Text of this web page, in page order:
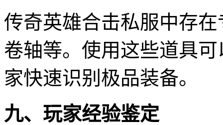
传奇英雄合击私服中存
卷轴等。使用这些道具
家快速识别极品装备。
九、玩家经验鉴定